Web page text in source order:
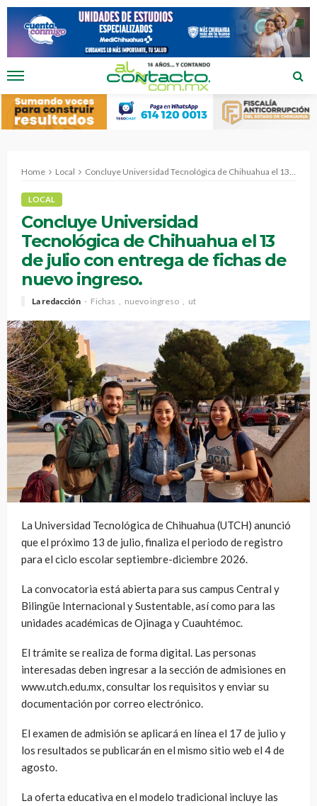
Home Local Concluye Universidad Tecnológica de Chihuahua el 13 de julio con entrega de fichas de nuevo ingreso.
LOCAL
Concluye Universidad
Tecnológica de Chihuahua el 13
de julio con entrega de fichas de
nuevo ingreso.
La redacción Fichas nuevo ingreso ut
La Universidad Tecnológica de Chihuahua (UTCH) anunció
que el próximo 13 de julio, finaliza el periodo de registro
para el ciclo escolar septiembre-diciembre 2026.
La convocatoria está abierta para sus campus Central y
Bilingüe Internacional y Sustentable, así como para las
unidades académicas de Ojinaga y Cuauhtémoc.
El trámite se realiza de forma digital. Las personas
interesadas deben ingresar a la sección de admisiones en
www.utch.edu.mx, consultar los requisitos y enviar su
documentación por correo electrónico.
El examen de admisión se aplicará en línea el 17 de julio y
los resultados se publicarán en el mismo sitio web el 4 de
agosto.
La oferta educativa en el modelo tradicional incluye las